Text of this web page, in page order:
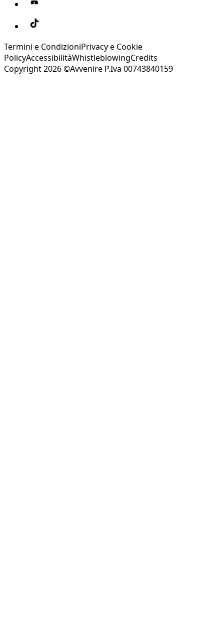
Termini e CondizioniPrivacy e Cookie
PolicyAccessibilitàWhistleblowingCredits
Copyright 2026 ©Avvenire P.Iva 00743840159